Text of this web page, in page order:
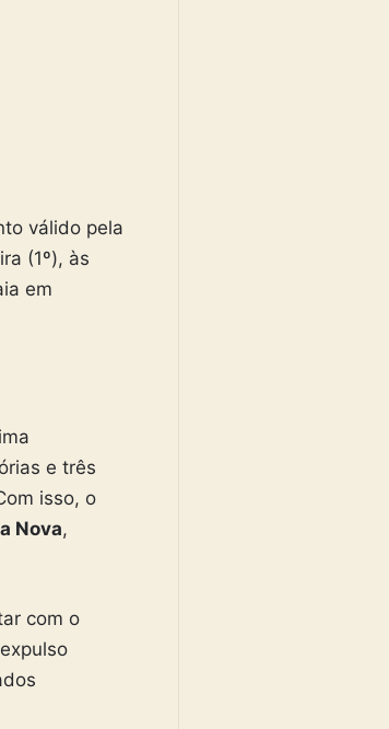
válido pela
(1º), às
em
e três
isso, o
Nova,
com o